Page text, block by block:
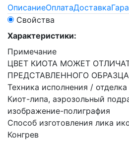
ОписаниеОплатаДоставка
Свойства
Характеристики:
Примечание
ЦВЕТ КИОТА МОЖЕТ
ПРЕДСТАВЛЕННОГО ОБРАЗЦА
Техника исполнения / отделка
Киот-липа, аэрозольный
изображение-полиграфия
Способ изготовления лика
Конгрев